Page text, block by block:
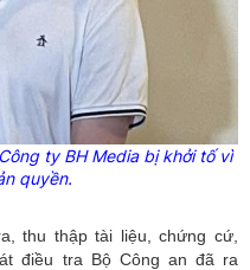
ty BH Media bị khởi tố vì
quyền.
thu thập tài liệu, chứng cứ,
điều tra Bộ Công an đã ra